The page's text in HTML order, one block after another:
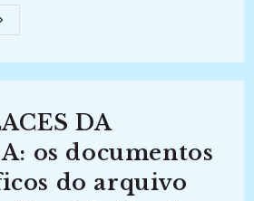
DA
os documentos
do arquivo